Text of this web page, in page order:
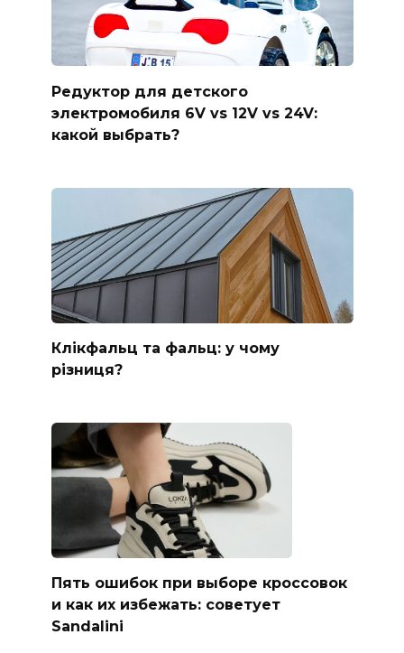
Редуктор для детского
электромобиля 6V vs 12V vs 24V:
какой выбрать?
Клікфальц та фальц: у чому
різниця?
Пять ошибок при выборе кроссовок
и как их избежать: советует
Sandalini